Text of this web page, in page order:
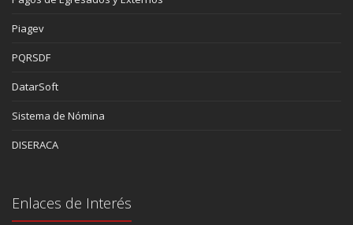
Piagev
PQRSDF
DatarSoft
Sistema de Nómina
DISERACA
Enlaces de Interés